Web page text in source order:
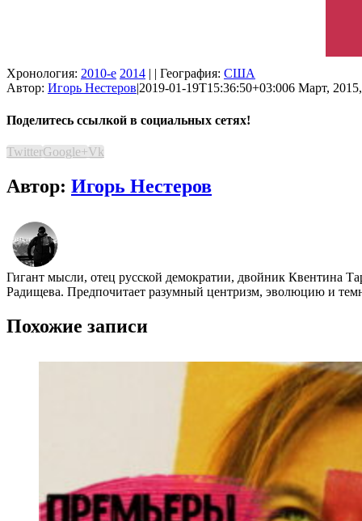
Хронология: 2010-е 2014 | | География: США
Автор: Игорь Нестеров|2019-01-19T15:36:50+03:006 Март,
Поделитесь ссылкой в социальных сетях!
TwitterGoogle+Vk
Автор: Игорь Нестеров
Гигант мысли, отец русской демократии, двойник Квентина
Радищева. Предпочитает разумный центризм, эволюцию и
Похожие записи